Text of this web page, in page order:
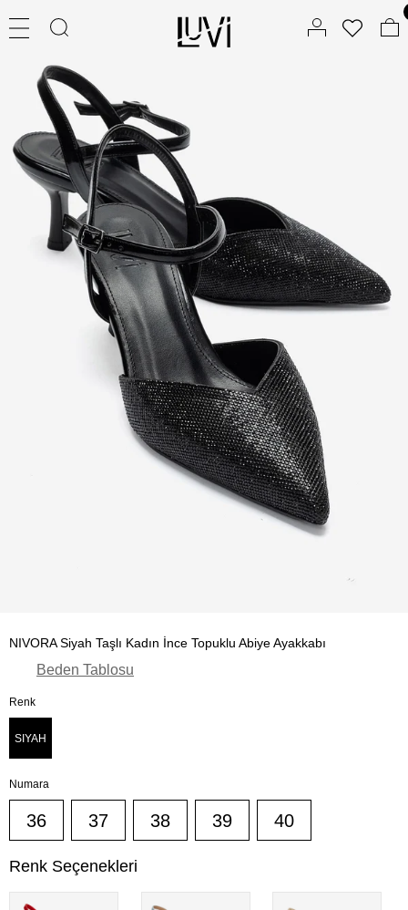
NIVORA Siyah Taşlı Kadın İnce Topuklu Abiye Ayakkabı
Beden Tablosu
Renk
SIYAH
Numara
36 37 38 39 40
Renk Seçenekleri